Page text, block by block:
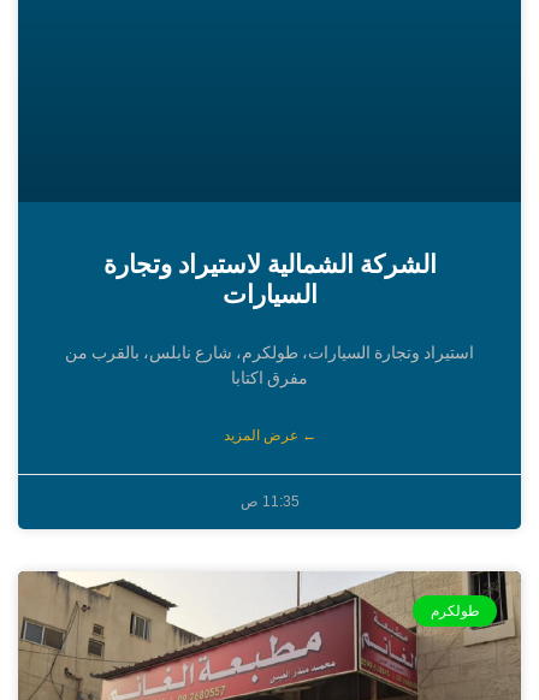
الشركة الشمالية لاستيراد وتجارة
السيارات
استيراد وتجارة السيارات، طولكرم، شارع نابلس، بالقرب من
مفرق اكتابا
← عرض المزيد
11:35 ص
طولكرم